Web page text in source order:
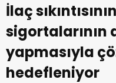
İlaç
sigortalarının
yapmasıyla
hedefleniyor